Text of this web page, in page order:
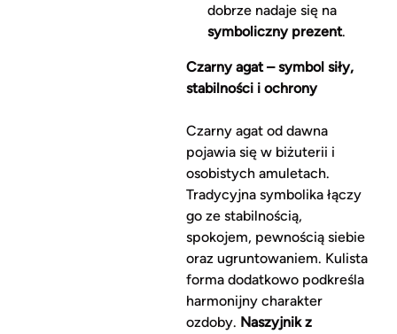
dobrze nadaje się na
symboliczny prezent.
Czarny agat – symbol siły,
stabilności i ochrony
Czarny agat od dawna
pojawia się w biżuterii i
osobistych amuletach.
Tradycyjna symbolika łączy
go ze stabilnością,
spokojem, pewnością siebie
oraz ugruntowaniem. Kulista
forma dodatkowo podkreśla
harmonijny charakter
ozdoby. Naszyjnik z